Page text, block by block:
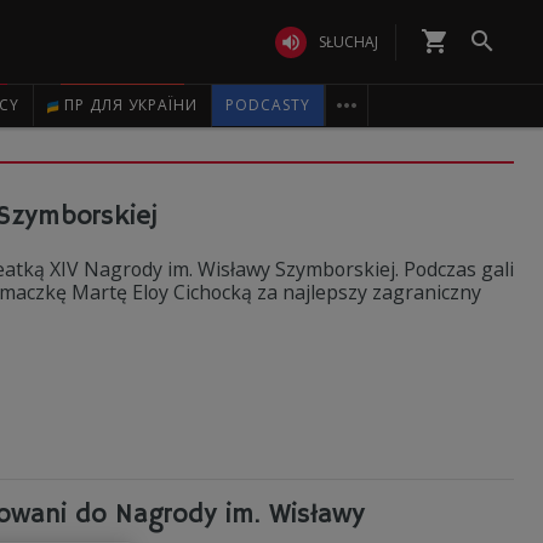
 SŁUCHAJ shopping_cart 
ПР ДЛЯ УКРАЇНИ PODCASTY 
XIV Nagrody im. Wisławy Szymborskiej. Podczas gali
Martę Eloy Cichocką za najlepszy zagraniczny
do Nagrody im. Wisławy